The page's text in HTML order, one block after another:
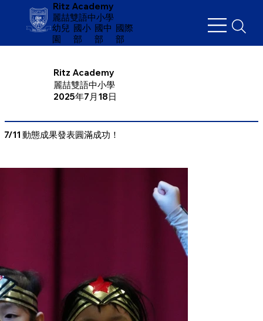
Ritz Academy
麗喆雙語中小學
幼兒
園
​國小
部
國中
部
國際
部
Ritz Academy
麗喆雙語中小學
2025年7月18日
7/11 動態成果發表圓滿成功！